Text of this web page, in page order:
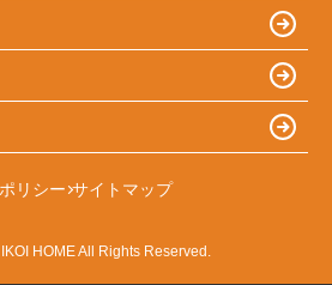
リシー サイトマップ
HOME All Rights Reserved.